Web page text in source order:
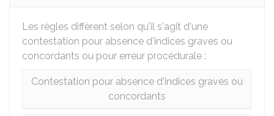
Les règles diffèrent selon qu'il s'agit d'une
contestation pour absence d'indices graves ou
concordants ou pour erreur procédurale :
Contestation pour absence d'indices graves ou
concordants